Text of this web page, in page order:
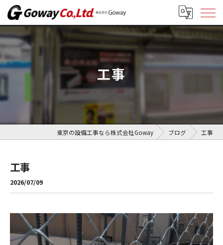
工事
東京の設備工事なら株式会社Goway ブログ 工事
工事
2026/07/09